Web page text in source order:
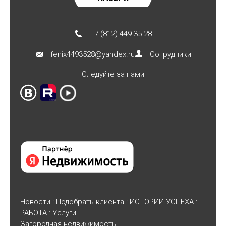
+7 (812) 449-35-28
fenix4493528@yandex.ru Сотрудники
Следуйте за нами
Новости : Подобрать клиента : ИСТОРИИ УСПЕХА :
РАБОТА : Услуги
Загородная недвижимость